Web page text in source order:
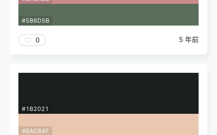
#5B6D5B
0 5 年前
#1B2021
#EAC8AF